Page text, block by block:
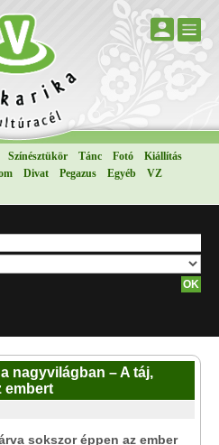
Színésztükör Tánc Fotó
Kiállítás
Divat Pegazus Egyéb
VZ
nagyvilágban – A táj,
embert
sokszor éppen az ember